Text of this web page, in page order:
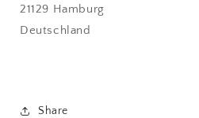
21129 Hamburg
Deutschland
Share